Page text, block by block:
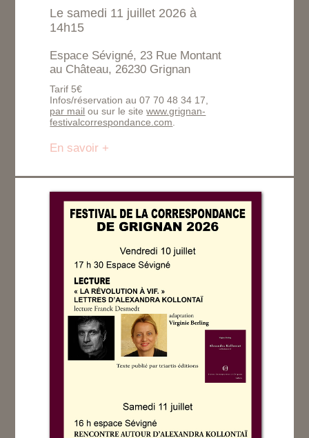
Le samedi 11 juillet 2026 à
14h15
Espace Sévigné, 23 Rue Montant
au Château, 26230 Grignan
Tarif 5€
Infos/réservation au 07 70 48 34 17,
par mail ou sur le sitewww.grignan-
festivalcorrespondance.com.
En savoir +